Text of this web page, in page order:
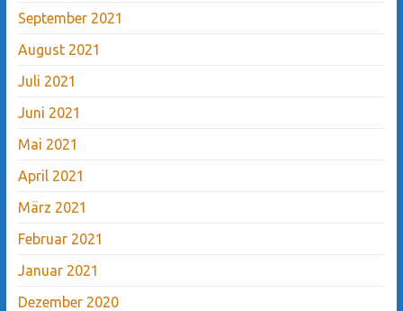
September 2021
August 2021
Juli 2021
Juni 2021
Mai 2021
April 2021
März 2021
Februar 2021
Januar 2021
Dezember 2020